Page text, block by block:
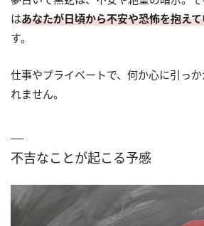
はあなたが日頃から不安や恐怖を抱え
す。
仕事やプライベートで、何か心に引っ
れません。
不吉なことが起こる予感